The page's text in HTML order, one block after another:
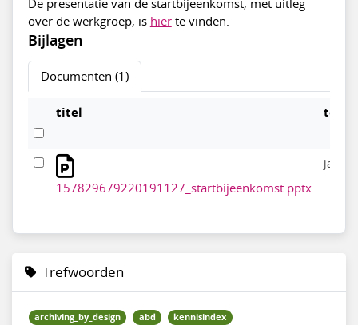
over de werkgroep, is hierte vinden.
Bijlagen
Documenten (1)
titel
157829679220191127_startbijeenkomst.pptx
jan
Trefwoorden
archiving_by_design abd
kennisindex